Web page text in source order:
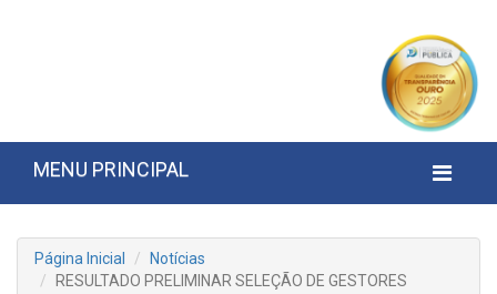
MENU PRINCIPAL
Página Inicial
Notícias
RESULTADO PRELIMINAR SELEÇÃO DE GESTORES